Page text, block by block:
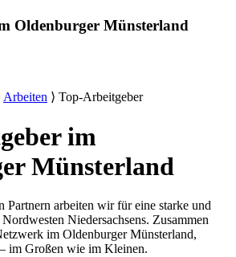
Oldenburger Münsterland
Arbeiten ⟩ Top-Arbeitgeber
im
Münsterland
Partnern arbeiten wir für eine starke und
Niedersachsens. Zusammen
im Oldenburger Münsterland,
im Großen wie im Kleinen.